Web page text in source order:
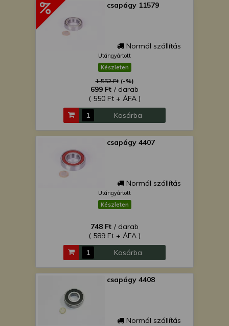
csapágy 11579
Normál szállítás
Utángyártott
Készleten
1 552 Ft (-%)
699 Ft / darab
( 550 Ft + ÁFA )
Kosárba
csapágy 4407
Normál szállítás
Utángyártott
Készleten
748 Ft / darab
( 589 Ft + ÁFA )
Kosárba
csapágy 4408
Normál szállítás